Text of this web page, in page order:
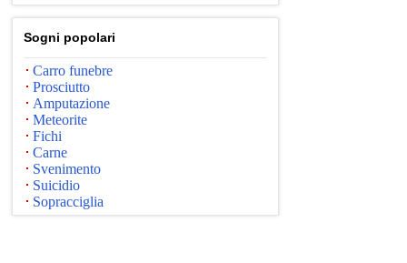
Sogni popolari
Carro funebre
Prosciutto
Amputazione
Meteorite
Fichi
Carne
Svenimento
Suicidio
Sopracciglia